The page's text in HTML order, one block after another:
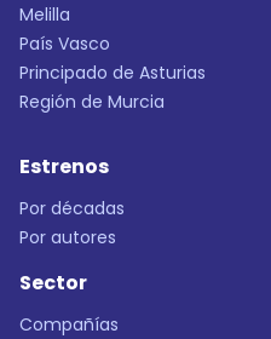
Melilla
País Vasco
Principado de Asturias
Región de Murcia
Estrenos
Por décadas
Por autores
Sector
Compañías